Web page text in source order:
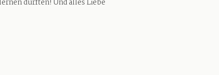
durften! Und alles Liebe